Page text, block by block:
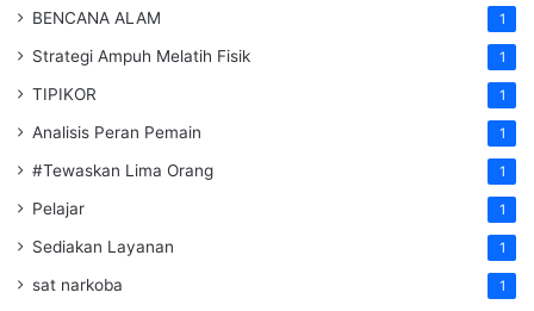
BENCANA ALAM 1
Strategi Ampuh Melatih Fisik 1
TIPIKOR 1
Analisis Peran Pemain 1
#Tewaskan Lima Orang 1
Pelajar 1
Sediakan Layanan 1
sat narkoba 1